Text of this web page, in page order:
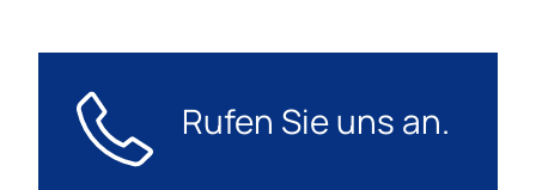
Rufen Sie uns an.